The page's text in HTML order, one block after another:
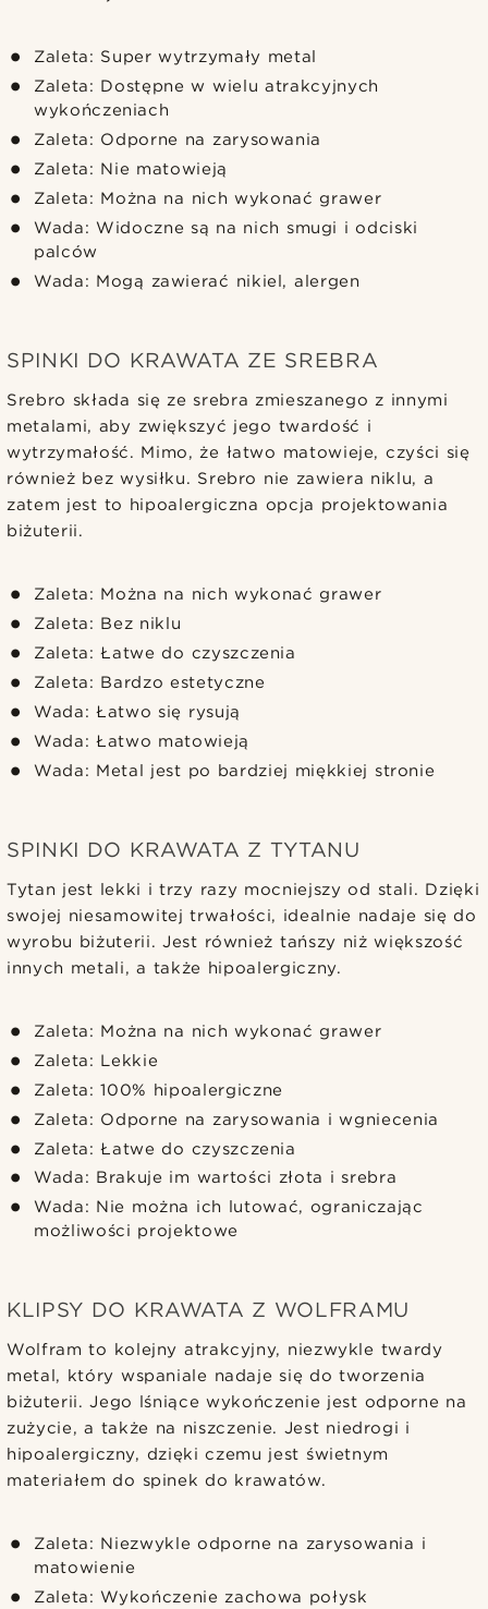
Zaleta: Super wytrzymały metal
Zaleta: Dostępne w wielu atrakcyjnych
wykończeniach
Zaleta: Odporne na zarysowania
Zaleta: Nie matowieją
Zaleta: Można na nich wykonać grawer
Wada: Widoczne są na nich smugi i odciski
palców
Wada: Mogą zawierać nikiel, alergen
SPINKI DO KRAWATA ZE SREBRA
Srebro składa się ze srebra zmieszanego z innymi
metalami, aby zwiększyć jego twardość i
wytrzymałość. Mimo, że łatwo matowieje, czyści się
również bez wysiłku. Srebro nie zawiera niklu, a
zatem jest to hipoalergiczna opcja projektowania
biżuterii.
Zaleta: Można na nich wykonać grawer
Zaleta: Bez niklu
Zaleta: Łatwe do czyszczenia
Zaleta: Bardzo estetyczne
Wada: Łatwo się rysują
Wada: Łatwo matowieją
Wada: Metal jest po bardziej miękkiej stronie
SPINKI DO KRAWATA Z TYTANU
Tytan jest lekki i trzy razy mocniejszy od stali. Dzięki
swojej niesamowitej trwałości, idealnie nadaje się do
wyrobu biżuterii. Jest również tańszy niż większość
innych metali, a także hipoalergiczny.
Zaleta: Można na nich wykonać grawer
Zaleta: Lekkie
Zaleta: 100% hipoalergiczne
Zaleta: Odporne na zarysowania i wgniecenia
Zaleta: Łatwe do czyszczenia
Wada: Brakuje im wartości złota i srebra
Wada: Nie można ich lutować, ograniczając
możliwości projektowe
KLIPSY DO KRAWATA Z WOLFRAMU
Wolfram to kolejny atrakcyjny, niezwykle twardy
metal, który wspaniale nadaje się do tworzenia
biżuterii. Jego lśniące wykończenie jest odporne na
zużycie, a także na niszczenie. Jest niedrogi i
hipoalergiczny, dzięki czemu jest świetnym
materiałem do spinek do krawatów.
Zaleta: Niezwykle odporne na zarysowania i
matowienie
Zaleta: Wykończenie zachowa połysk